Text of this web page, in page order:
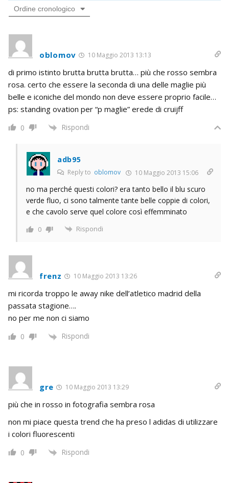
Ordine cronologico
oblomov 10 Maggio 2013 13:13
di primo istinto brutta brutta brutta… più che rosso sembra
rosa. certo che essere la seconda di una delle maglie più
belle e iconiche del mondo non deve essere proprio facile…
ps: standing ovation per “p maglie” erede di cruijff
0 Rispondi
adb95
Reply to oblomov 10 Maggio 2013 15:06
no ma perché questi colori? era tanto bello il blu scuro
verde fluo, ci sono talmente tante belle coppie di colori,
e che cavolo serve quel colore così effemminato
0 Rispondi
frenz 10 Maggio 2013 13:26
mi ricorda troppo le away nike dell’atletico madrid della
passata stagione….
no per me non ci siamo
0 Rispondi
gre 10 Maggio 2013 13:29
più che in rosso in fotografia sembra rosa
non mi piace questa trend che ha preso l adidas di utilizzare
i colori fluorescenti
0 Rispondi